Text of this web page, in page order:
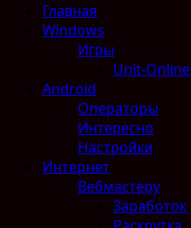
Главная
Windows
Игры
Unit-Online
Android
Операторы
Интересно
Настройки
Интернет
Вебмастеру
Заработок